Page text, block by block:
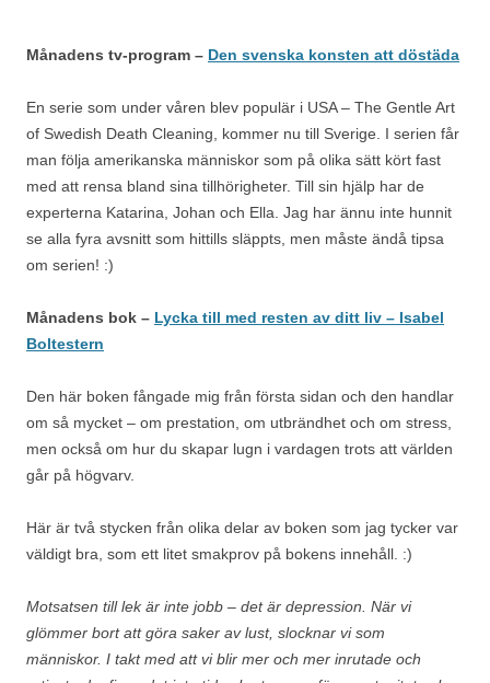
Månadens tv-program – Den svenska konsten att döstäda
En serie som under våren blev populär i USA – The Gentle Art
of Swedish Death Cleaning, kommer nu till Sverige. I serien får
man följa amerikanska människor som på olika sätt kört fast
med att rensa bland sina tillhörigheter. Till sin hjälp har de
experterna Katarina, Johan och Ella. Jag har ännu inte hunnit
se alla fyra avsnitt som hittills släppts, men måste ändå tipsa
om serien! :)
Månadens bok – Lycka till med resten av ditt liv – Isabel
Boltestern
Den här boken fångade mig från första sidan och den handlar
om så mycket – om prestation, om utbrändhet och om stress,
men också om hur du skapar lugn i vardagen trots att världen
går på högvarv.
Här är två stycken från olika delar av boken som jag tycker var
väldigt bra, som ett litet smakprov på bokens innehåll. :)
Motsatsen till lek är inte jobb – det är depression. När vi
glömmer bort att göra saker av lust, slocknar vi som
människor. I takt med att vi blir mer och mer inrutade och